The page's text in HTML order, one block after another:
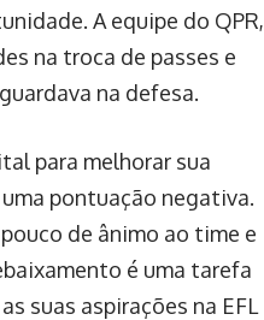
A equipe do QPR,
na troca de passes e
na defesa.
para melhorar sua
pontuação negativa.
de ânimo ao time e
é uma tarefa
suas aspirações na EFL